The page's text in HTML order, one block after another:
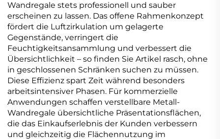
Wandregale stets professionell und sauber
erscheinen zu lassen. Das offene Rahmenkonzept
fördert die Luftzirkulation um gelagerte
Gegenstände, verringert die
Feuchtigkeitsansammlung und verbessert die
Übersichtlichkeit – so finden Sie Artikel rasch, ohne
in geschlossenen Schränken suchen zu müssen.
Diese Effizienz spart Zeit während besonders
arbeitsintensiver Phasen. Für kommerzielle
Anwendungen schaffen verstellbare Metall-
Wandregale übersichtliche Präsentationsflächen,
die das Einkaufserlebnis der Kunden verbessern
und gleichzeitig die Flächennutzung im